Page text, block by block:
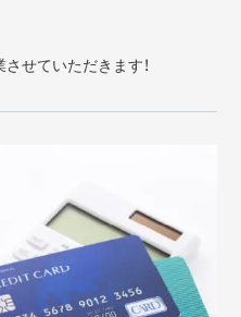
せていただきます！